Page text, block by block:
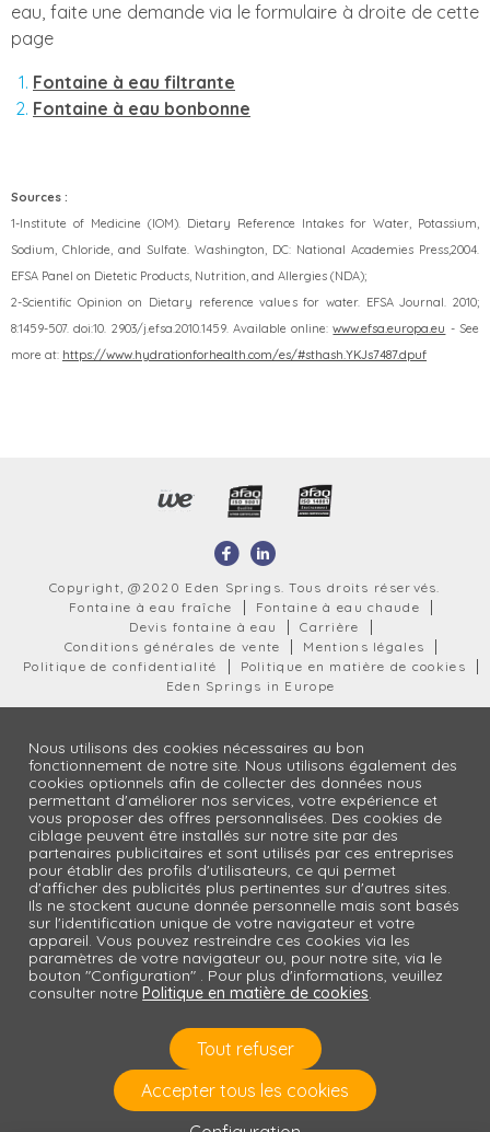
eau, faite une demande via le formulaire à droite de cette
page
Fontaine à eau filtrante
Fontaine à eau bonbonne
Sources :
1-Institute of Medicine (IOM). Dietary Reference Intakes for Water, Potassium,
Sodium, Chloride, and Sulfate. Washington, DC: National Academies Press,2004.
EFSA Panel on Dietetic Products, Nutrition, and Allergies (NDA);
2-Scientific Opinion on Dietary reference values for water. EFSA Journal. 2010;
8:1459-507. doi:10. 2903/j.efsa.2010.1459. Available online:www.efsa.europa.eu - See
more at: https://www.hydrationforhealth.com/es/#sthash.YKJs7487.dpuf
Copyright, @2020 Eden Springs. Tous droits réservés.
Fontaine à eau fraîche
Fontaine à eau chaude
Devis fontaine à eau
Carrière
Conditions générales de vente
Mentions légales
Politique de confidentialité
Politique en matière de cookies
Eden Springs in Europe
Nous utilisons des cookies nécessaires au bon
fonctionnement de notre site. Nous utilisons également des
cookies optionnels afin de collecter des données nous
permettant d'améliorer nos services, votre expérience et
vous proposer des offres personnalisées. Des cookies de
ciblage peuvent être installés sur notre site par des
partenaires publicitaires et sont utilisés par ces entreprises
pour établir des profils d'utilisateurs, ce qui permet
d'afficher des publicités plus pertinentes sur d'autres sites.
Ils ne stockent aucune donnée personnelle mais sont basés
sur l'identification unique de votre navigateur et votre
appareil. Vous pouvez restreindre ces cookies via les
paramètres de votre navigateur ou, pour notre site, via le
bouton "Configuration" . Pour plus d'informations, veuillez
consulter notrePolitique en matière de cookies.
Tout refuser
Accepter tous les cookies